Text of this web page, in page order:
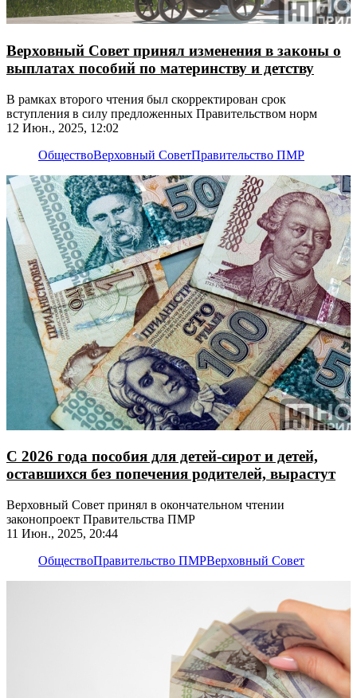
Верховный Совет принял изменения в законы о
выплатах пособий по материнству и детству
В рамках второго чтения был скорректирован срок
вступления в силу предложенных Правительством норм
12 Июн., 2025, 12:02
ОбществоВерховный СоветПравительство ПМР
С 2026 года пособия для детей-сирот и детей,
оставшихся без попечения родителей, вырастут
​​​​​​​Верховный Совет принял в окончательном чтении
законопроект Правительства ПМР
11 Июн., 2025, 20:44
ОбществоПравительство ПМРВерховный Совет